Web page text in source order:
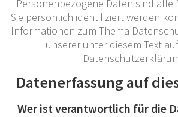
Personenbezogene Daten sind alle
Sie persönlich identifiziert werden
Informationen zum Thema
unserer unter diesem Text
Datenerfassung auf
Wer ist verantwortlich für die